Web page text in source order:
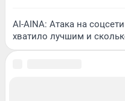
AI-AINA: Атака на
хватило лучшим и